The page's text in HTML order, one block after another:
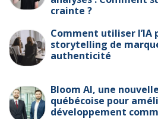
crainte ?
Comment utiliser l’IA
storytelling de
authenticité
Bloom AI, une
québécoise pour
développement